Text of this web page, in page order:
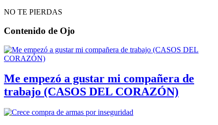
NO TE PIERDAS
Contenido de Ojo
Me empezó a gustar mi compañera de
trabajo (CASOS DEL CORAZÓN)